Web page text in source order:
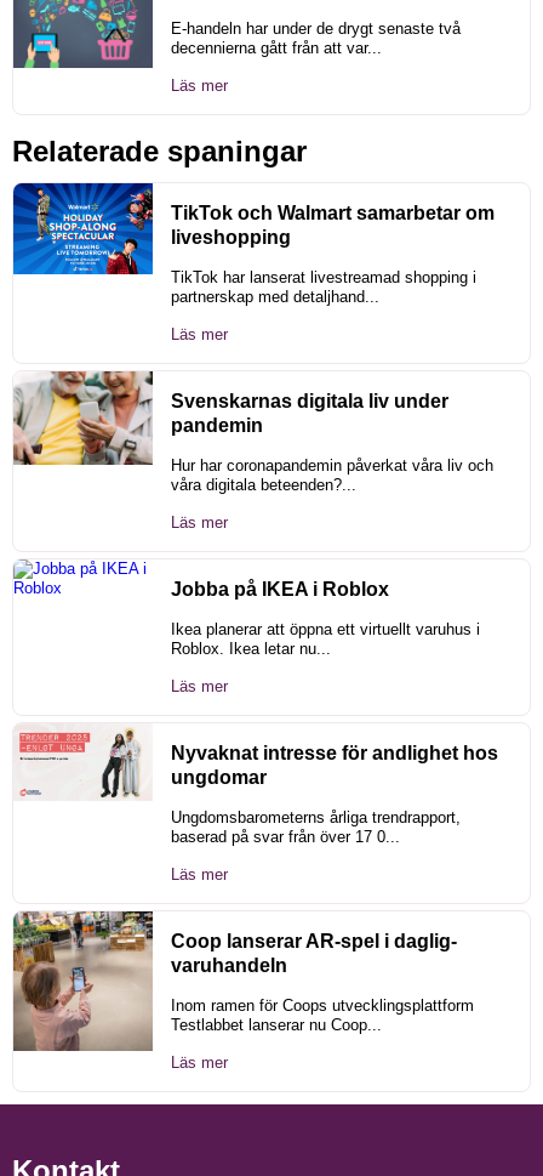
E-handeln har under de drygt senaste två
decennierna gått från att var...
Läs mer
Relaterade spaningar
TikTok och Walmart samarbetar om
liveshopping
TikTok har lanserat livestreamad shopping i
partnerskap med detaljhand...
Läs mer
Svenskarnas digitala liv under
pandemin
Hur har coronapandemin påverkat våra liv och
våra digitala beteenden?...
Läs mer
Jobba på IKEA i Roblox
Ikea planerar att öppna ett virtuellt varuhus i
Roblox. Ikea letar nu...
Läs mer
Nyvaknat intresse för andlighet hos
ungdomar
Ungdomsbarometerns årliga trendrapport,
baserad på svar från över 17 0...
Läs mer
Coop lanserar AR-spel i daglig-
varuhandeln
Inom ramen för Coops utvecklingsplattform
Testlabbet lanserar nu Coop...
Läs mer